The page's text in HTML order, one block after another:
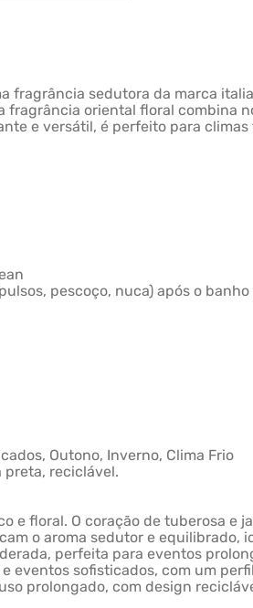
fragrância sedutora da marca
oriental floral combina
e versátil, é perfeito para
pescoço, nuca) após o
Outono, Inverno, Clima Frio
preta, reciclável.
floral. O coração de tuberosa e
o aroma sedutor e equilibrado,
perfeita para eventos
eventos sofisticados, com um
prolongado, com design